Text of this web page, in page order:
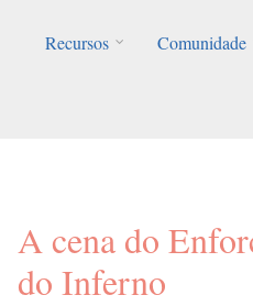
Recursos
Comunidade
A cena do
do Inferno